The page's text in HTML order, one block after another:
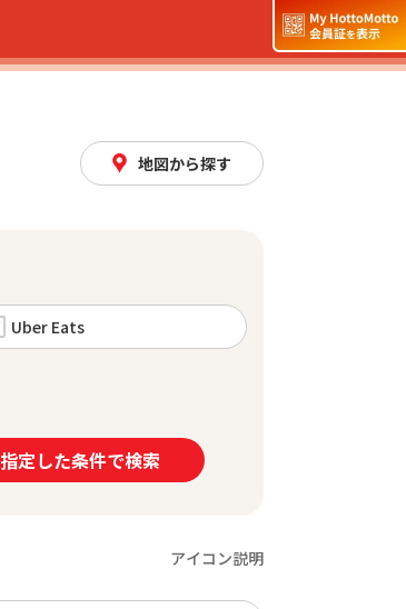
地図から探す
Uber Eats
指定した条件で検索
アイコン説明